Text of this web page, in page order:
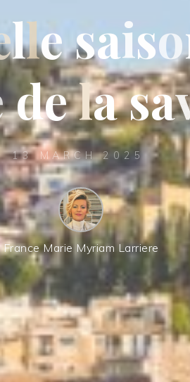
llesaiso
delasa
13 MARCH 2025
France Marie Myriam Larriere